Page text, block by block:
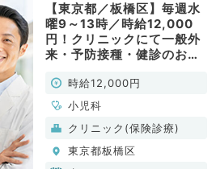
【東京都／板橋区】毎週水
曜9～13時／時給12,000
円！クリニックにて一般外
来・予防接種・健診のお仕
時給12,000円
小児科
クリニック(保険診療)
東京都板橋区